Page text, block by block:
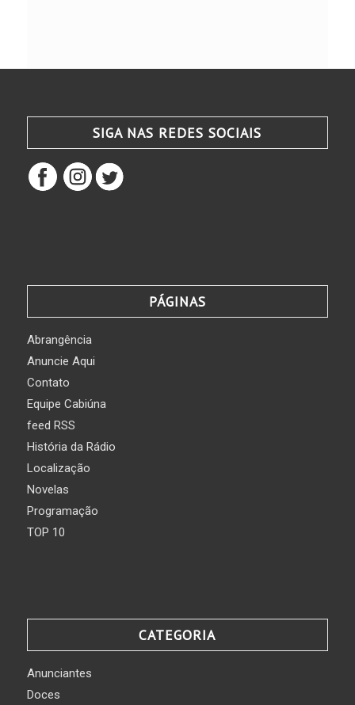
SIGA NAS REDES SOCIAIS
PÁGINAS
Abrangência
Anuncie Aqui
Contato
Equipe Cabiúna
feed RSS
História da Rádio
Localização
Novelas
Programação
TOP 10
CATEGORIA
Anunciantes
Doces